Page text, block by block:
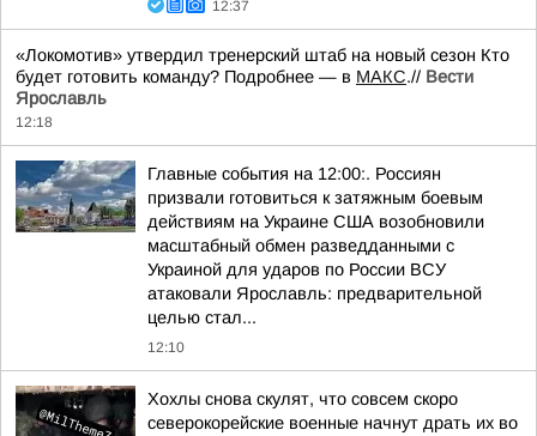
12:37
«Локомотив» утвердил тренерский штаб на новый сезон Кто
будет готовить команду? Подробнее — в МАКС.// Вести
Ярославль
12:18
Главные события на 12:00:. Россиян
призвали готовиться к затяжным боевым
действиям на Украине США возобновили
масштабный обмен разведданными с
Украиной для ударов по России ВСУ
атаковали Ярославль: предварительной
целью стал...
12:10
Хохлы снова скулят, что совсем скоро
северокорейские военные начнут драть их во